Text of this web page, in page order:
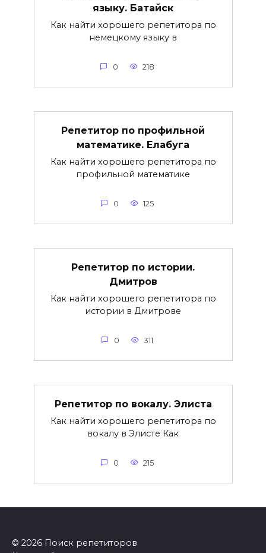
языку. Батайск
Как найти хорошего репетитора по
немецкому языку в
0 218
Репетитор по профильной
математике. Елабуга
Как найти хорошего репетитора по
профильной математике
0 125
Репетитор по истории.
Дмитров
Как найти хорошего репетитора по
истории в Дмитрове
0 311
Репетитор по вокалу. Элиста
Как найти хорошего репетитора по
вокалу в Элисте Как
0 215
© 2026 Поиск репетиторов